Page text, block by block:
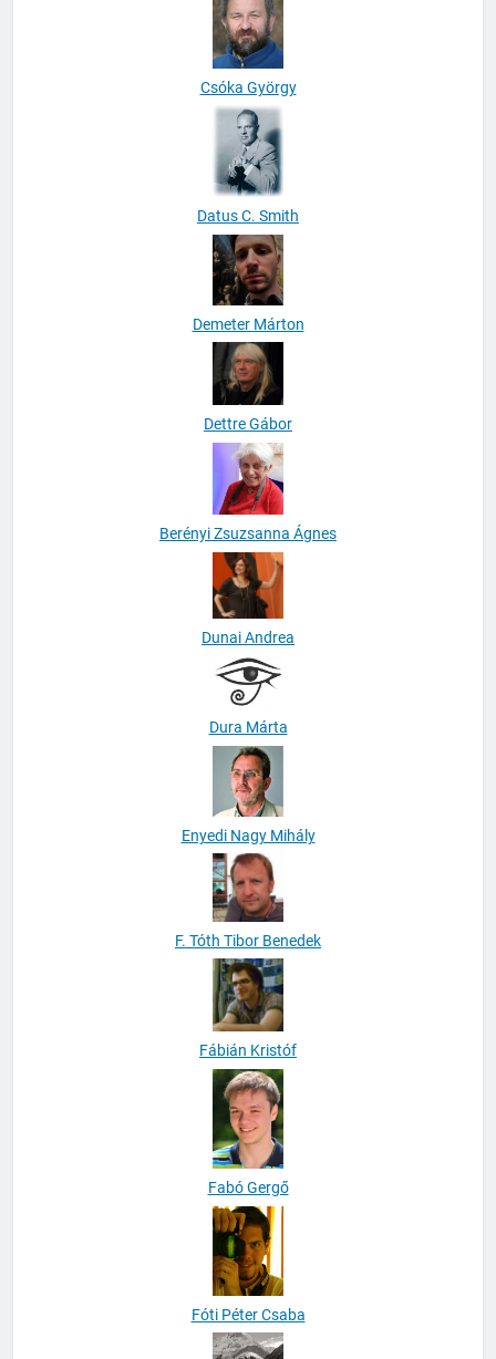
Csóka György
Datus C. Smith
Demeter Márton
Dettre Gábor
Berényi Zsuzsanna Ágnes
Dunai Andrea
Dura Márta
Enyedi Nagy Mihály
F. Tóth Tibor Benedek
Fábián Kristóf
Fabó Gergő
Fóti Péter Csaba